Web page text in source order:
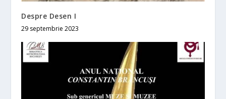
Despre Desen I
29 septembrie 2023